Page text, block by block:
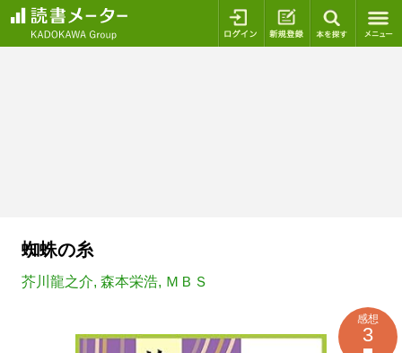
ログイン 新規登録
蜘蛛の糸
芥川龍之介, 森本栄浩, ＭＢＳ
感想
3